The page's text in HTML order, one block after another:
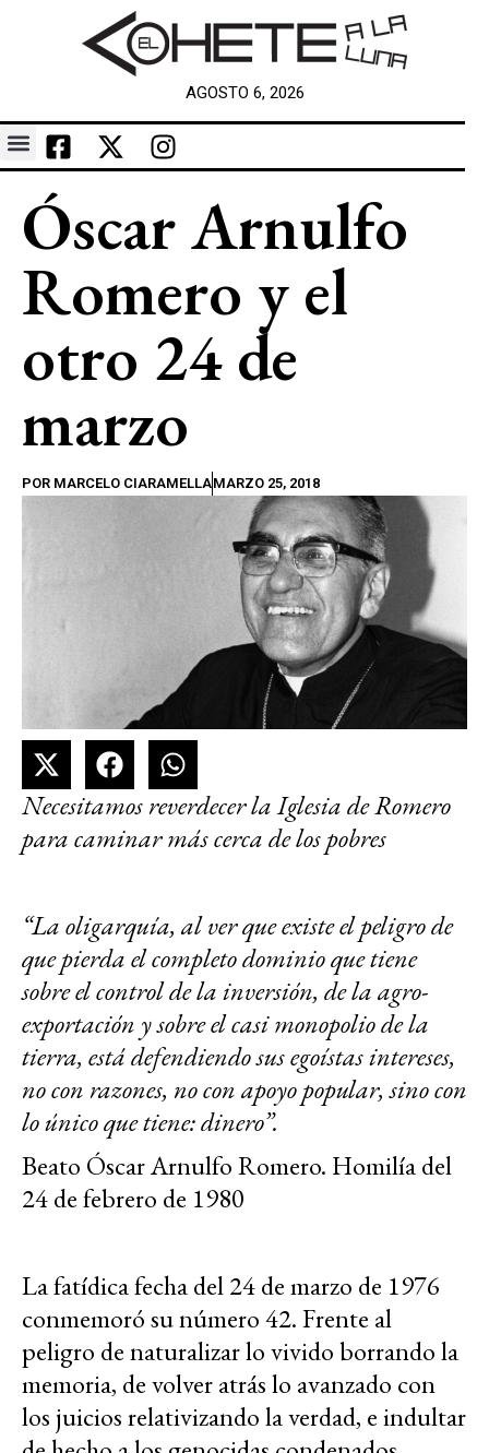
AGOSTO 6, 2026
Óscar Arnulfo
Romero y el
otro 24 de
marzo
POR MARCELO CIARAMELLAMARZO 25, 2018
Necesitamos reverdecer la Iglesia de Romero
para caminar más cerca de los pobres
“La oligarquía, al ver que existe el peligro de
que pierda el completo dominio que tiene
sobre el control de la inversión, de la agro-
exportación y sobre el casi monopolio de la
tierra, está defendiendo sus egoístas intereses,
no con razones, no con apoyo popular, sino con
lo único que tiene: dinero”.
Beato Óscar Arnulfo Romero. Homilía del
24 de febrero de 1980
La fatídica fecha del 24 de marzo de 1976
conmemoró su número 42. Frente al
peligro de naturalizar lo vivido borrando la
memoria, de volver atrás lo avanzado con
los juicios relativizando la verdad, e indultar